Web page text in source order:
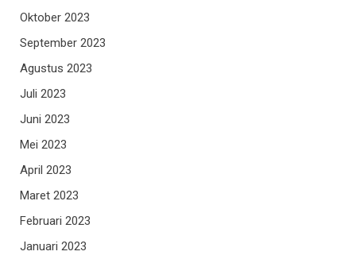
Oktober 2023
September 2023
Agustus 2023
Juli 2023
Juni 2023
Mei 2023
April 2023
Maret 2023
Februari 2023
Januari 2023